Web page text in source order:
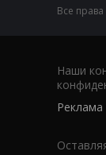
Все
Наши
Реклама